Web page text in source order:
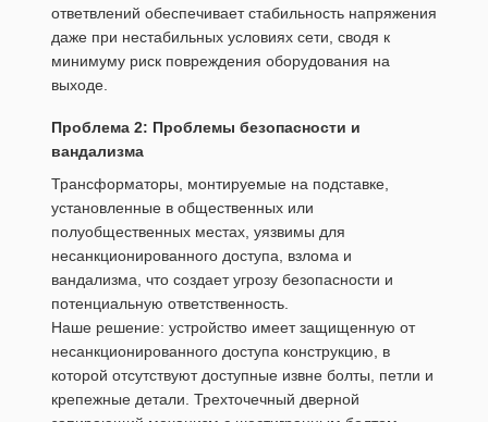
ответвлений обеспечивает стабильность напряжения
даже при нестабильных условиях сети, сводя к
минимуму риск повреждения оборудования на
выходе.
Проблема 2: Проблемы безопасности и
вандализма
Трансформаторы, монтируемые на подставке,
установленные в общественных или
полуобщественных местах, уязвимы для
несанкционированного доступа, взлома и
вандализма, что создает угрозу безопасности и
потенциальную ответственность.
Наше решение: устройство имеет защищенную от
несанкционированного доступа конструкцию, в
которой отсутствуют доступные извне болты, петли и
крепежные детали. Трехточечный дверной